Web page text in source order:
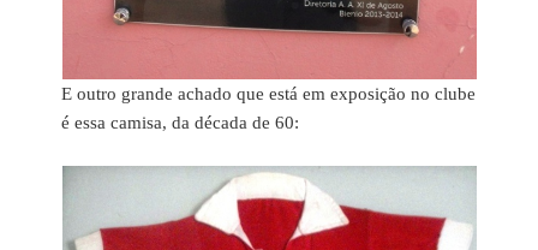
E outro grande achado que está em exposição no clube
é essa camisa, da década de 60: